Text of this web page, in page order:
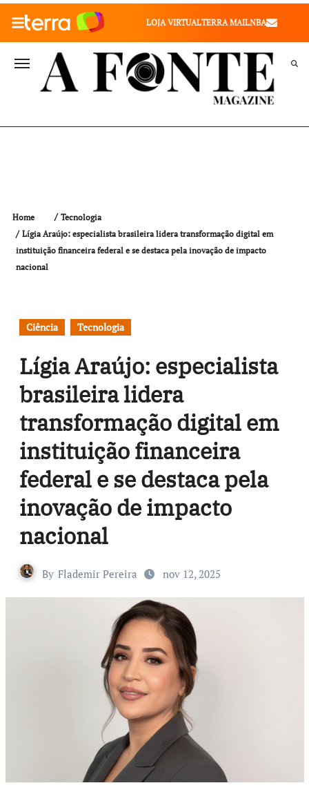
010" />
LOJA VIRTUALTERRA MAILNBA
Home
Tecnologia
Lígia Araújo: especialista brasileira lidera transformação digital em
instituição financeira federal e se destaca pela inovação de impacto
nacional
Ciência Tecnologia
Lígia Araújo: especialista
brasileira lidera
transformação digital em
instituição financeira
federal e se destaca pela
inovação de impacto
nacional
By Flademir Pereira nov 12, 2025